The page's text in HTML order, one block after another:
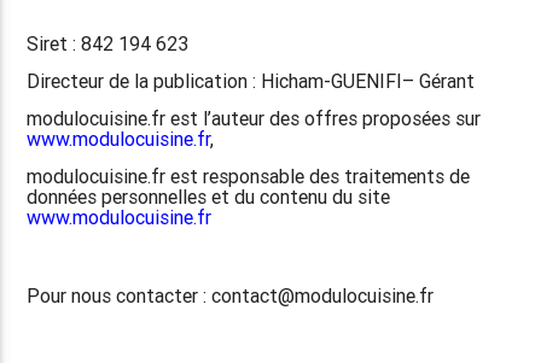
Siret : 842 194 623
Directeur de la publication : Hicham-GUENIFI– Gérant
modulocuisine.fr est l’auteur des offres proposées sur
www.modulocuisine.fr,
modulocuisine.fr est responsable des traitements de
données personnelles et du contenu du site
www.modulocuisine.fr
Pour nous contacter : contact@modulocuisine.fr